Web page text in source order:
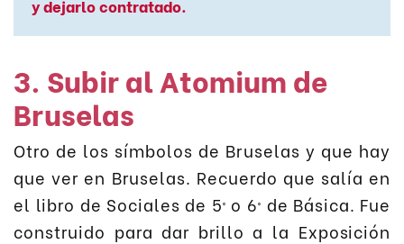
y dejarlo contratado.
3. Subir al Atomium de
Bruselas
Otro de los símbolos de Bruselas y que hay
que ver en Bruselas. Recuerdo que salía en
el libro de Sociales de 5º o 6º de Básica. Fue
construido para dar brillo a la Exposición